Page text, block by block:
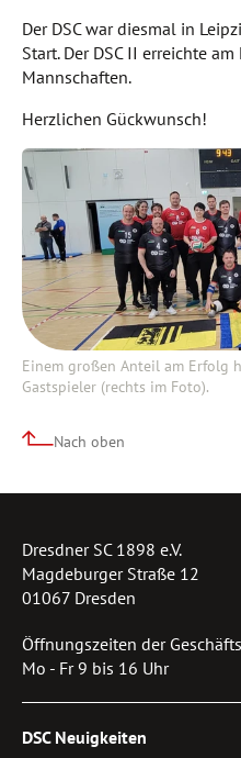
Der DSC war diesmal in
Start. Der DSC II erreichte
Mannschaften.
Herzlichen Gückwunsch!
Einem großen Anteil am Erfolg
Gastspieler (rechts im Foto).
Nach oben
Dresdner SC 1898 e.V.
Magdeburger Straße 12
01067 Dresden
Öffnungszeiten der
Mo - Fr 9 bis 16 Uhr
DSC Neuigkeiten